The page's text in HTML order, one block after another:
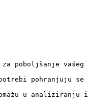
poboljšanje
pohranjuju
u